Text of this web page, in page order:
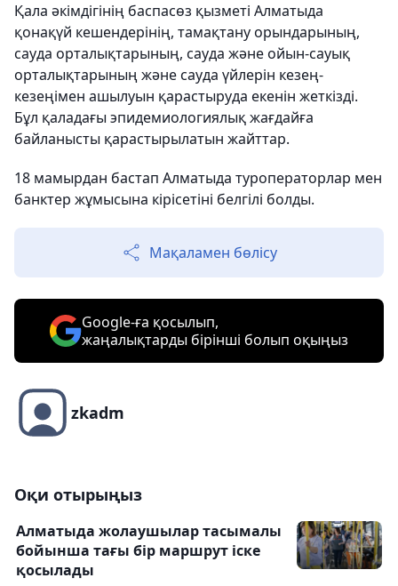
Қала әкімдігінің баспасөз қызметі Алматыда
қонақүй кешендерінің, тамақтану орындарының,
сауда орталықтарының, сауда және ойын-сауық
орталықтарының және сауда үйлерін кезең-
кезеңімен ашылуын қарастыруда екенін жеткізді.
Бұл қаладағы эпидемиологиялық жағдайға
байланысты қарастырылатын жайттар.
18 мамырдан бастап Алматыда туроператорлар мен
банктер жұмысына кірісетіні белгілі болды.
Мақаламен бөлісу
Google-ға қосылып,
жаңалықтарды бірінші болып оқыңыз
zkadm
Оқи отырыңыз
Алматыда жолаушылар тасымалы
бойынша тағы бір маршрут іске
қосылады